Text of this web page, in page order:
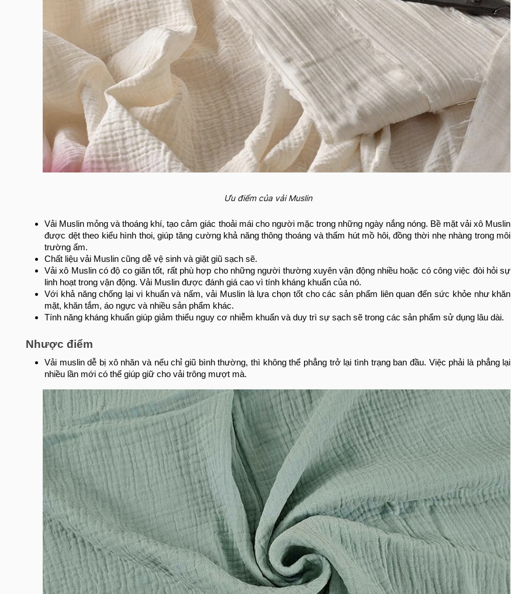
Ưu điểm của vải Muslin
Vải Muslin mỏng và thoáng khí, tạo cảm giác thoải mái cho người mặc trong những ngày nắng nóng. Bề mặt vải xô Muslin
được dệt theo kiểu hình thoi, giúp tăng cường khả năng thông thoáng và thấm hút mồ hôi, đồng thời nhẹ nhàng trong môi
trường ẩm.
Chất liệu vải Muslin cũng dễ vệ sinh và giặt giũ sạch sẽ.
Vải xô Muslin có độ co giãn tốt, rất phù hợp cho những người thường xuyên vận động nhiều hoặc có công việc đòi hỏi sự
linh hoạt trong vận động. Vải Muslin được đánh giá cao vì tính kháng khuẩn của nó.
Với khả năng chống lại vi khuẩn và nấm, vải Muslin là lựa chọn tốt cho các sản phẩm liên quan đến sức khỏe như khăn
mặt, khăn tắm, áo ngực và nhiều sản phẩm khác.
Tính năng kháng khuẩn giúp giảm thiểu nguy cơ nhiễm khuẩn và duy trì sự sạch sẽ trong các sản phẩm sử dụng lâu dài.
Nhược điểm
Vải muslin dễ bị xô nhăn và nếu chỉ giũ bình thường, thì không thể phẳng trở lại tình trạng ban đầu. Việc phải là phẳng lại
nhiều lần mới có thể giúp giữ cho vải trông mượt mà.